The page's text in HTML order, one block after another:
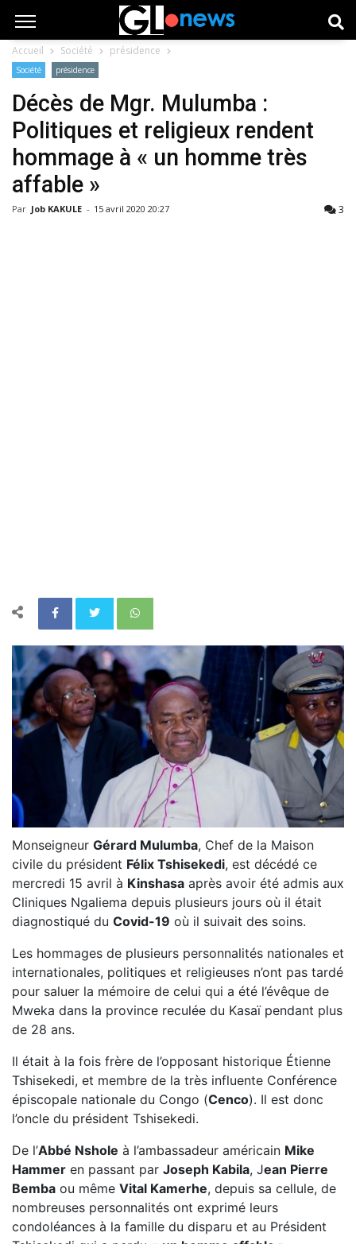
Accueil Société présidence
Société présidence
Décès de Mgr. Mulumba :
Politiques et religieux rendent
hommage à « un homme très
affable »
Par Job KAKULE - 15 avril 2020 20:27 3
Monseigneur Gérard Mulumba, Chef de la Maison
civile du président Félix Tshisekedi, est décédé ce
mercredi 15 avril à Kinshasa après avoir été admis aux
Cliniques Ngaliema depuis plusieurs jours où il était
diagnostiqué du Covid-19 où il suivait des soins.
Les hommages de plusieurs personnalités nationales et
internationales, politiques et religieuses n’ont pas tardé
pour saluer la mémoire de celui qui a été l’évêque de
Mweka dans la province reculée du Kasaï pendant plus
de 28 ans.
Il était à la fois frère de l’opposant historique Étienne
Tshisekedi, et membre de la très influente Conférence
épiscopale nationale du Congo (Cenco). Il est donc
l’oncle du président Tshisekedi.
De l’Abbé Nshole à l’ambassadeur américain Mike
Hammer en passant par Joseph Kabila, Jean Pierre
Bemba ou même Vital Kamerhe, depuis sa cellule, de
nombreuses personnalités ont exprimé leurs
condoléances à la famille du disparu et au Président